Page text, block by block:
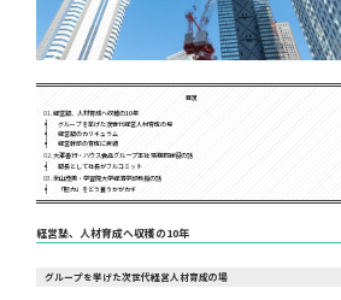
目次
経営塾、人材育成へ収穫の10年
グループを挙げた次世代経営人材育成の場
経営塾のカリキュラム
経営幹部の育成に実績
大澤善行・ハウス食品グループ本社 常務取締役の話
塾長として社長がフルコミット
米山茂美・学習院大学経済学部教授の話
「胆力」をどう養うかがカギ
経営塾、人材育成へ収穫の10年
グループを挙げた次世代経営人材育成の場